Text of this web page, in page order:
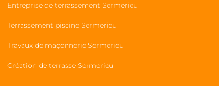
Entreprise de terrassement Sermerieu
Terrassement piscine Sermerieu
Travaux de maçonnerie Sermerieu
Création de terrasse Sermerieu